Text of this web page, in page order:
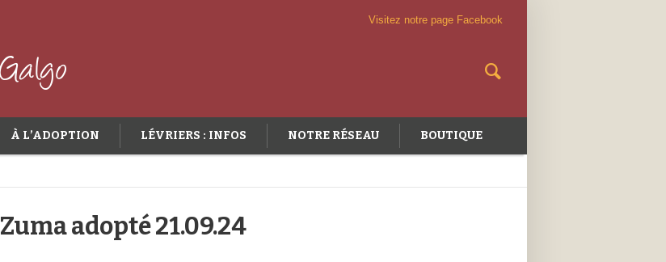
Visitez notre page Facebook
À L’ADOPTION LÉVRIERS : INFOS NOTRE RÉSEAU BOUTIQUE
Zuma adopté 21.09.24